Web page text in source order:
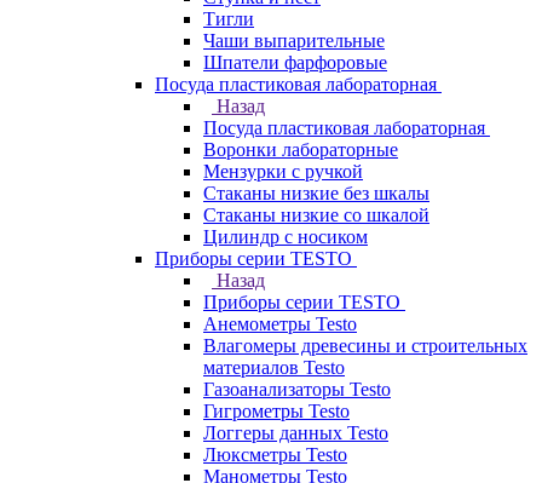
Тигли
Чаши выпарительные
Шпатели фарфоровые
Посуда пластиковая лабораторная
Назад
Посуда пластиковая лабораторная
Воронки лабораторные
Мензурки с ручкой
Стаканы низкие без шкалы
Стаканы низкие со шкалой
Цилиндр с носиком
Приборы серии TESTO
Назад
Приборы серии TESTO
Анемометры Testo
Влагомеры древесины и строительных
материалов Testo
Газоанализаторы Testo
Гигрометры Testo
Логгеры данных Testo
Люксметры Testo
Манометры Testo